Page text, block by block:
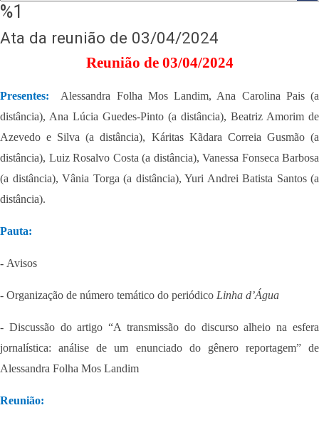
%1
Ata da reunião de 03/04/2024
Reunião de 03/04/2024
Presentes:
Alessandra Folha Mos Landim, Ana Carolina Pais (a
distância), Ana Lúcia Guedes-Pinto (a distância), Beatriz Amorim de
Azevedo e Silva (a distância), Káritas Kãdara Correia Gusmão (a
distância), Luiz Rosalvo Costa (a distância), Vanessa Fonseca Barbosa
(a distância), Vânia Torga (a distância), Yuri Andrei Batista Santos (a
distância).
Pauta:
- Avisos
- Organização de número temático do periódico Linha d’Água
- Discussão do artigo “A transmissão do discurso alheio na esfera
jornalística: análise de um enunciado do gênero reportagem” de
Alessandra Folha Mos Landim
Reunião: